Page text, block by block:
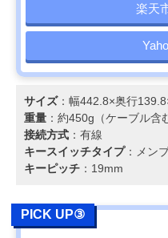
楽天
サイズ：幅442.8×奥行
重量 ：約450g（ケーブル含
接続方式 ：有線
キースイッチタイプ：メン
キーピッチ ：19mm
PICK UP③